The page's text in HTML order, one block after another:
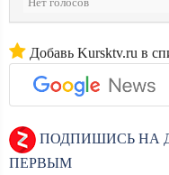
Нет голосов
Добавь Kursktv.ru в
ПОДПИШИСЬ НА
ПЕРВЫМ